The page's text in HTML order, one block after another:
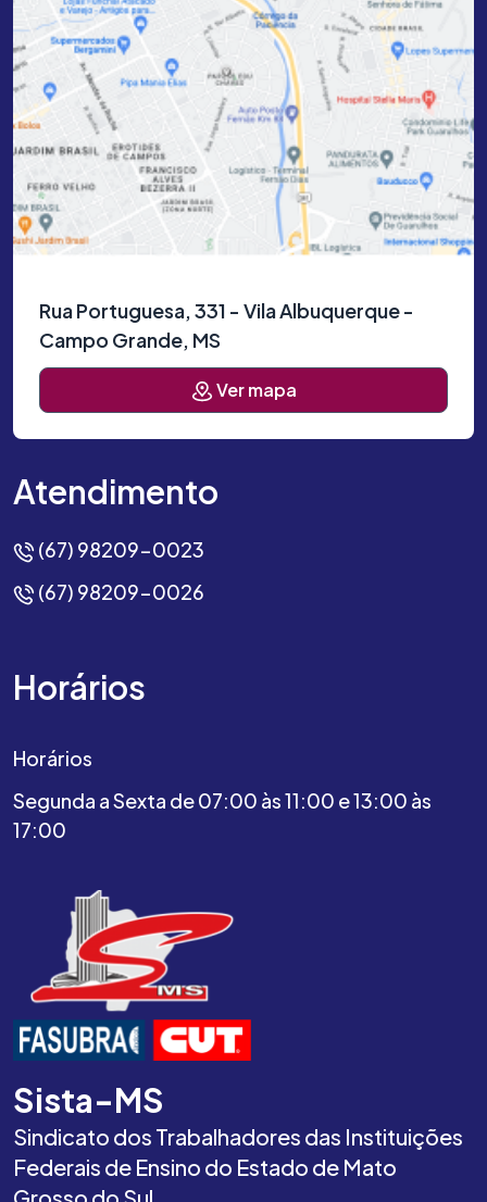
Rua Portuguesa, 331 - Vila Albuquerque -
Campo Grande, MS
Ver mapa
Atendimento
(67) 98209-0023
(67) 98209-0026
Horários
Horários
Segunda a Sexta de 07:00 às 11:00 e 13:00 às
17:00
Sista-MS
Sindicato dos Trabalhadores das Instituições
Federais de Ensino do Estado de Mato